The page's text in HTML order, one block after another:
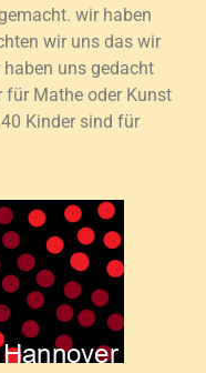
wir haben
wir uns das wir
uns gedacht
für Mathe oder Kunst
Kinder sind für